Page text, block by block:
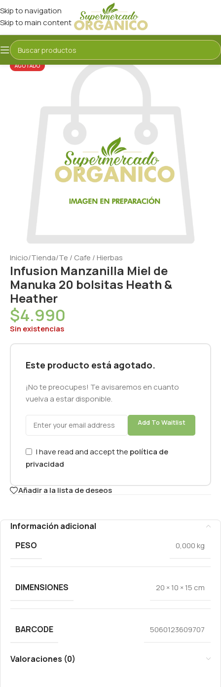
Skip to navigation
Skip to main content
AGOTADO
Inicio/Tienda/Te / Cafe / Hierbas
Infusion Manzanilla Miel de
Manuka 20 bolsitas Heath &
Heather
$4.990
Sin existencias
Este producto está agotado.
¡No te preocupes! Te avisaremos en cuanto
vuelva a estar disponible.
Add To Waitlist
I have read and accept the política de
privacidad
Añadir a la lista de deseos
Información adicional
PESO
0,000 kg
DIMENSIONES 20 × 10 × 15 cm
BARCODE 5060123609707
Valoraciones (0)